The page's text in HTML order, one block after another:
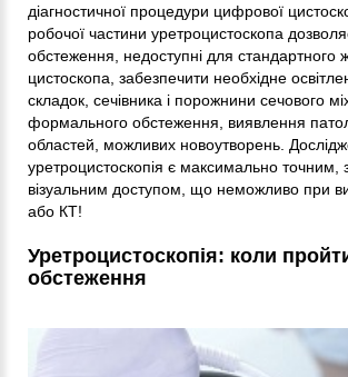
діагностичної процедури цифрової
робочої частини уретроцистоскопа
обстеження, недоступні для стандартного
цистоскопа, забезпечити необхідне
складок, сечівника і порожнини сечового
формального обстеження, виявлення
областей, можливих новоутворень.
уретроцистоскопія є максимально точним,
візуальним доступом, що неможливо при
або КТ!
Уретроцистоскопія: коли
обстеження